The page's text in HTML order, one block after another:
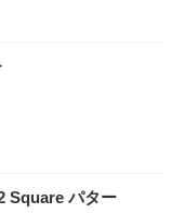
Square パター